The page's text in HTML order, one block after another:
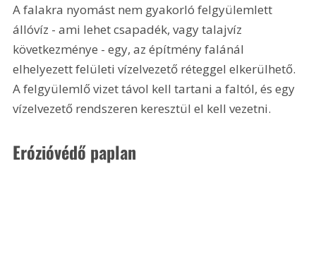
A falakra nyomást nem gyakorló felgyülemlett
állóvíz - ami lehet csapadék, vagy talajvíz
következménye - egy, az építmény falánál
elhelyezett felületi vízelvezető réteggel elkerülhető.
A felgyülemlő vizet távol kell tartani a faltól, és egy
vízelvezető rendszeren keresztül el kell vezetni.
Erózióvédő paplan